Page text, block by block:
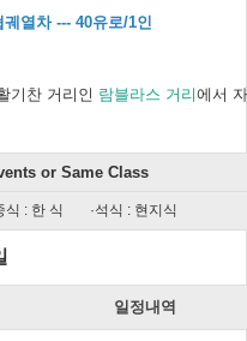
열차 --- 40유로/1인
기찬 거리인 람블라스 거리에서
or Same Class
식 : 한 식 ·석식 : 현지식
일정내역